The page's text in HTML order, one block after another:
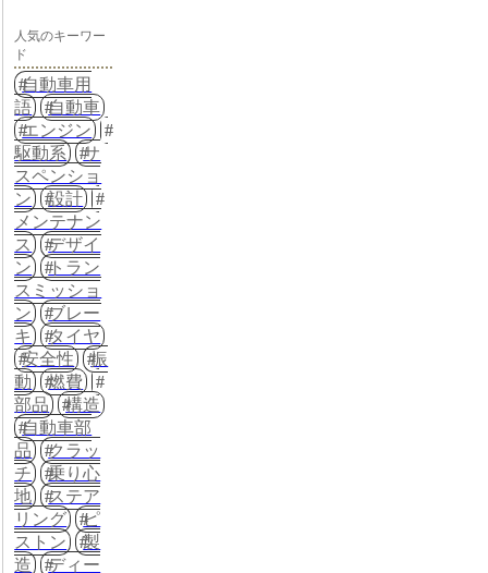
人気のキーワー
ド
自動車用
語
自動車
エンジン
駆動系
サ
スペンショ
ン
設計
メンテナン
ス
デザイ
ン
トラン
スミッショ
ン
ブレー
キ
タイヤ
安全性
振
動
燃費
部品
構造
自動車部
品
クラッ
チ
乗り心
地
ステア
リング
ピ
ストン
製
造
ディー